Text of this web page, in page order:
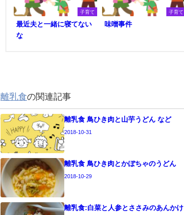
子育て
最近夫と一緒に寝てない
な
子育て
味噌事件
離乳食の関連記事
離乳食 鳥ひき肉と山芋うどん など
2018-10-31
離乳食 鳥ひき肉とかぼちゃのうどん
2018-10-29
離乳食:白菜と人参とささみのあんかけ